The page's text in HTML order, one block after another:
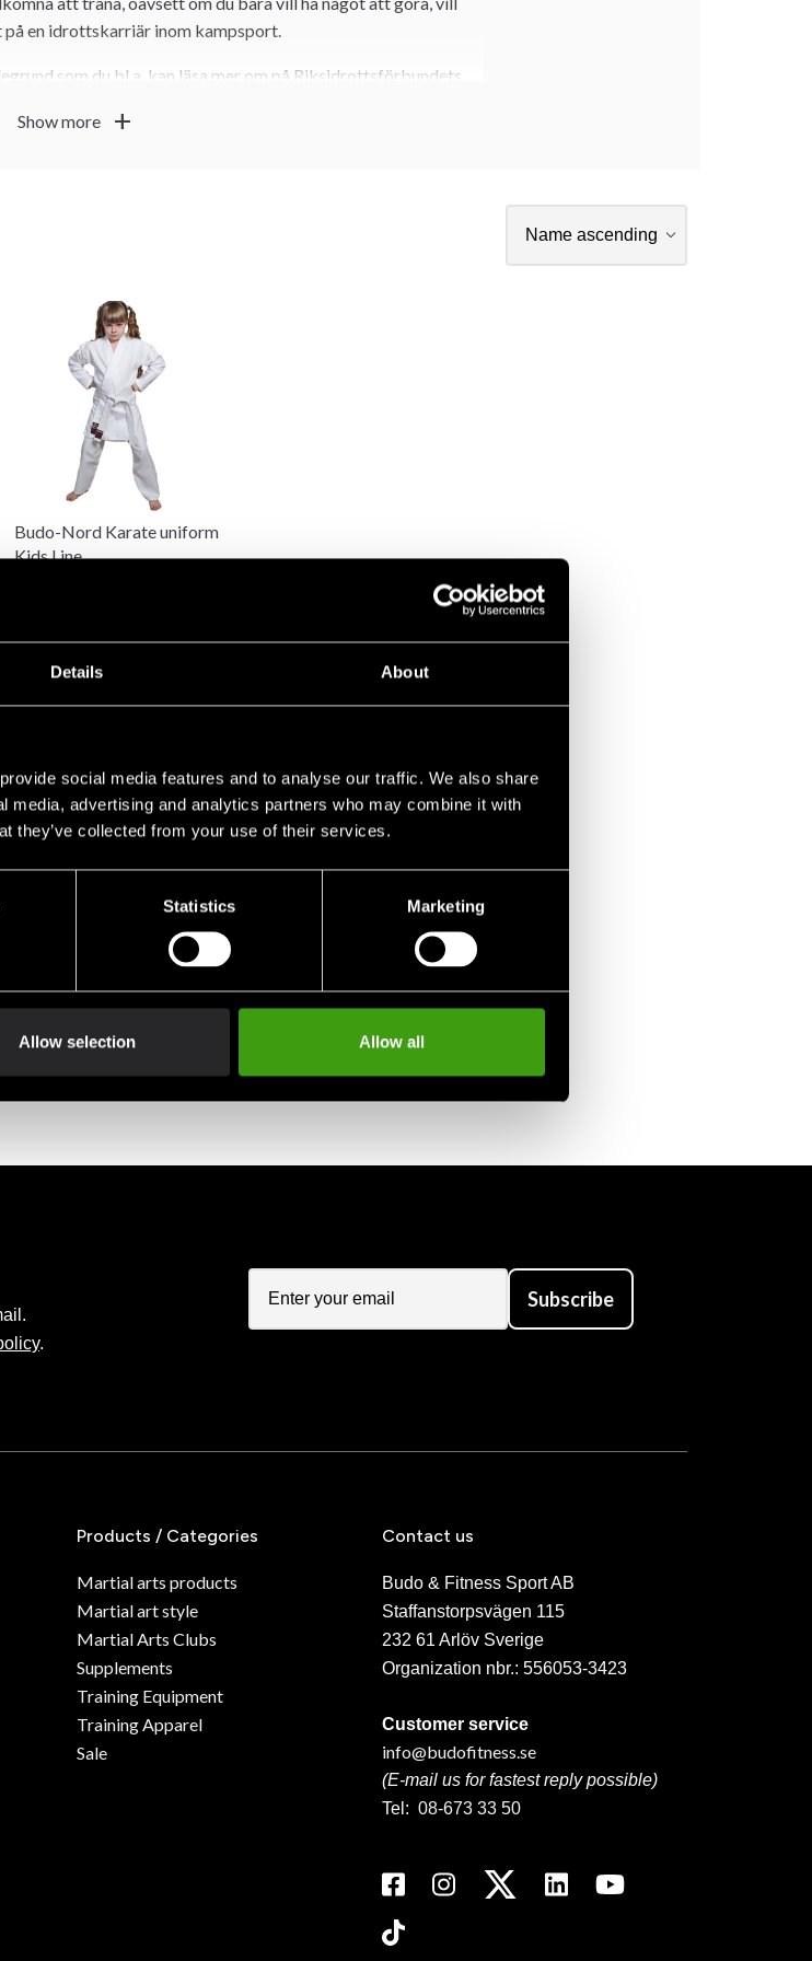
Details About
social media features and to analyse our traffic. We also share
media, advertising and analytics partners who may combine it with
they’ve collected from your use of their services.
Statistics Marketing
Allow selection Allow all
på en idrottskarriär inom kampsport.
som du bl.a. kan läsa mer om på Riksidrottsförbundets
plats. Föreningen är registrerad som en ideell förening hos
någon av våra träningar så visar vi runt. Har du mindre frågor
verkligen att du kommer och hälsar på. Det är
i rätt miljö.
och innehåller mycket från klassisk karate men har också
av vapenträning förkommer också t.ex. escrima. Du har
till din egen variant som passar dina förutsättningar. Det gör
som vill satsa fullt ut eller den som bara vill träna kampsport
I Knockdown tränar man slag, spark, nedtagningar, kast,
sin motståndare. I huvudsak är denna gren riktad mot
Show more add
Budo-Nord Karate uniform
Kids Line
.
Subscribe
Products / Categories
Martial arts products
Martial art style
Martial Arts Clubs
Supplements
Training Equipment
Training Apparel
Sale
Contact us
Budo & Fitness Sport AB
Staffanstorpsvägen 115
232 61 Arlöv Sverige
Organization nbr.: 556053-3423
Customer service
info@budofitness.se
(E-mail us for fastest reply possible)
Tel: 08-673 33 50